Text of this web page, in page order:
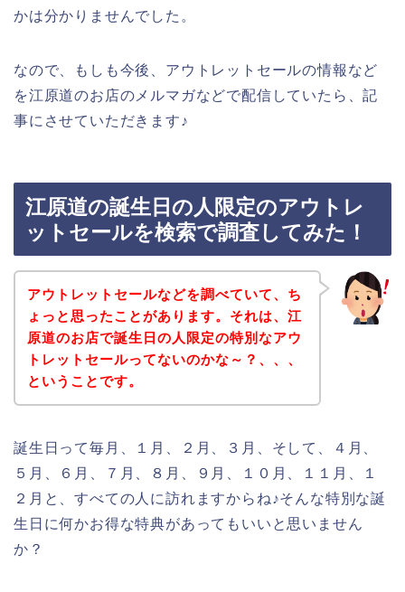
かは分かりませんでした。
なので、もしも今後、アウトレットセールの情報など
を江原道のお店のメルマガなどで配信していたら、記
事にさせていただきます♪
江原道の誕生日の人限定のアウトレ
ットセールを検索で調査してみた！
アウトレットセールなどを調べていて、ち
ょっと思ったことがあります。それは、江
原道のお店で誕生日の人限定の特別なアウ
トレットセールってないのかな～？、、、
ということです。
誕生日って毎月、１月、２月、３月、そして、４月、
５月、６月、７月、８月、９月、１０月、１１月、１
２月と、すべての人に訪れますからね♪そんな特別な誕
生日に何かお得な特典があってもいいと思いません
か？